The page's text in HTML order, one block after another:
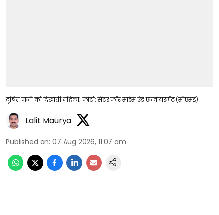
दूषित पानी को दिखाती महिला; फोटो: सेंटर फॉर साइंस एंड एनवायरमेंट (सीएसई)
Lalit Maurya
Published on: 07 Aug 2026, 11:07 am